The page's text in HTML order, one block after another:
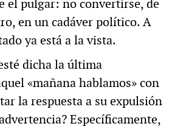
el pulgar: no convertirse, de
en un cadáver político. A
ya está a la vista.
dicha la última
«mañana hablamos» con
la respuesta a su expulsión
Específicamente,